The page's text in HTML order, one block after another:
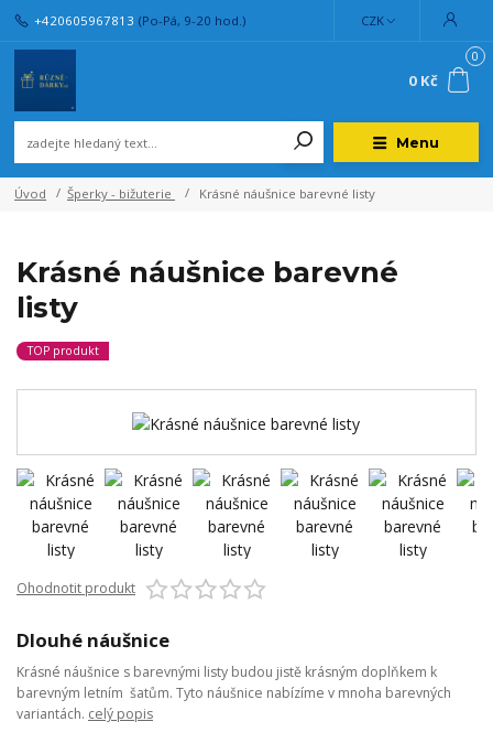
Menu
CZK
+420605967813 (Po-Pá, 9-20 hod.)
0
0 Kč
Úvod Šperky - bižuterie Krásné náušnice barevné listy
Krásné náušnice barevné
listy
TOP produkt
Ohodnotit produkt
Dlouhé náušnice
Krásné náušnice s barevnými listy budou jistě krásným doplňkem k
barevným letním šatům. Tyto náušnice nabízíme v mnoha barevných
variantách. celý popis